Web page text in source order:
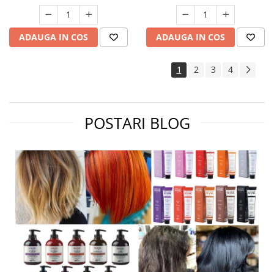
ADAUGA IN COS ADAUGA IN COS
1 2 3 4
POSTARI BLOG